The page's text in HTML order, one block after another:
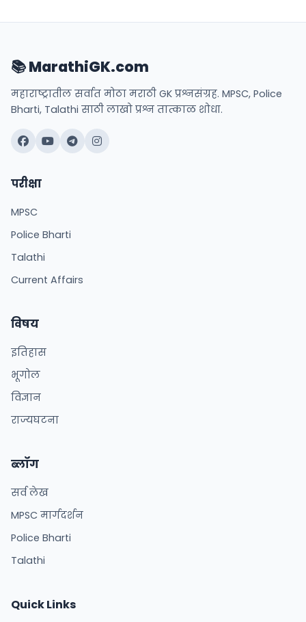
📚 MarathiGK.com
महाराष्ट्रातील सर्वात मोठा मराठी GK प्रश्नसंग्रह. MPSC, Police
Bharti, Talathi साठी लाखो प्रश्न तात्काळ शोधा.
परीक्षा
MPSC
Police Bharti
Talathi
Current Affairs
विषय
इतिहास
भूगोल
विज्ञान
राज्यघटना
ब्लॉग
सर्व लेख
MPSC मार्गदर्शन
Police Bharti
Talathi
Quick Links